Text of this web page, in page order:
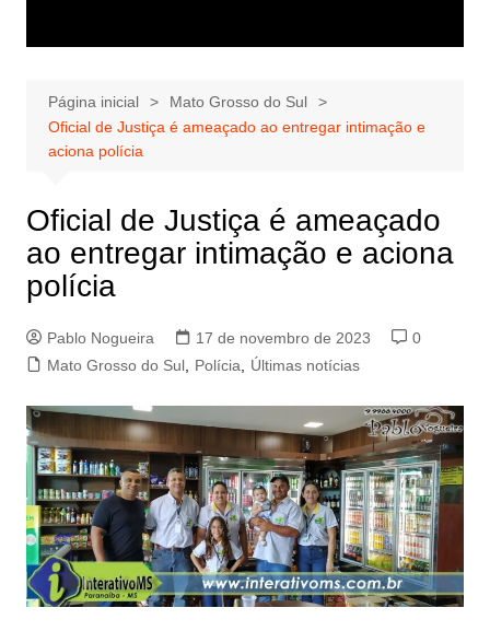
Página inicial
Mato Grosso do Sul
Oficial de Justiça é ameaçado ao entregar intimação e
aciona polícia
Oficial de Justiça é ameaçado
ao entregar intimação e aciona
polícia
Pablo Nogueira 17 de novembro de 2023
0
Mato Grosso do Sul, Polícia Últimas notícias